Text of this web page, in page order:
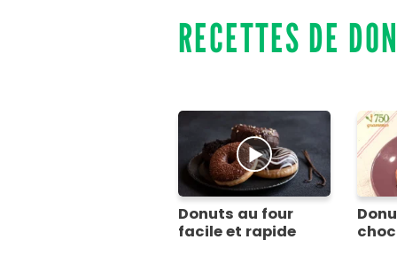
RECETTES DE
Donuts au four
facile et rapide